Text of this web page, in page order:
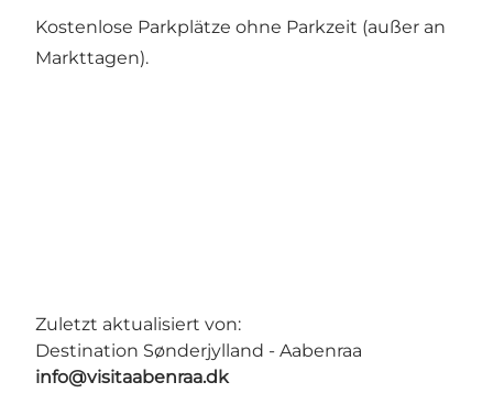
Kostenlose Parkplätze ohne Parkzeit (außer an
Markttagen).
Zuletzt aktualisiert von:
Destination Sønderjylland - Aabenraa
info@visitaabenraa.dk